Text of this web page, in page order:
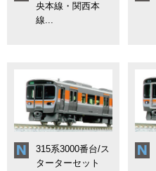
央本線・関西本
線...
315系3000番台/ス
ターターセット